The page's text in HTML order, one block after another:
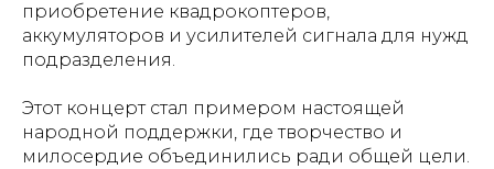
приобретение квадрокоптеров,
аккумуляторов и усилителей сигнала для нужд
подразделения.
Этот концерт стал примером настоящей
народной поддержки, где творчество и
милосердие объединились ради общей цели.